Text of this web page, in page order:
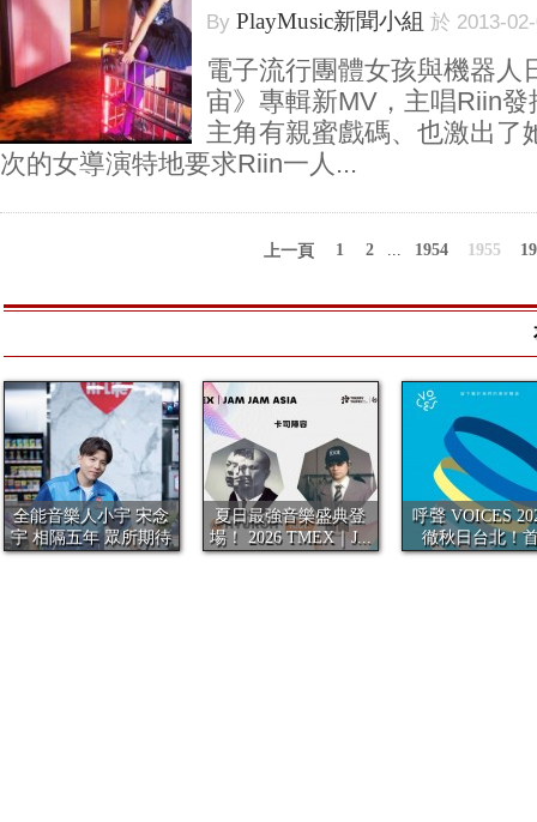
By PlayMusic新聞小組 於 2013-
電子流行團體女孩與機器人
宙》專輯新MV，主唱Riin
主角有親蜜戲碼、也激出了
次的女導演特地要求Riin一人...
上一頁 1 2 ... 1954 1955
全能音樂人小宇 宋念
宇 相隔五年 眾所期待
全新...
夏日最強音樂盛典登
場！ 2026 TMEX｜J...
呼聲 VOICES
徹秋日台北！
夢...